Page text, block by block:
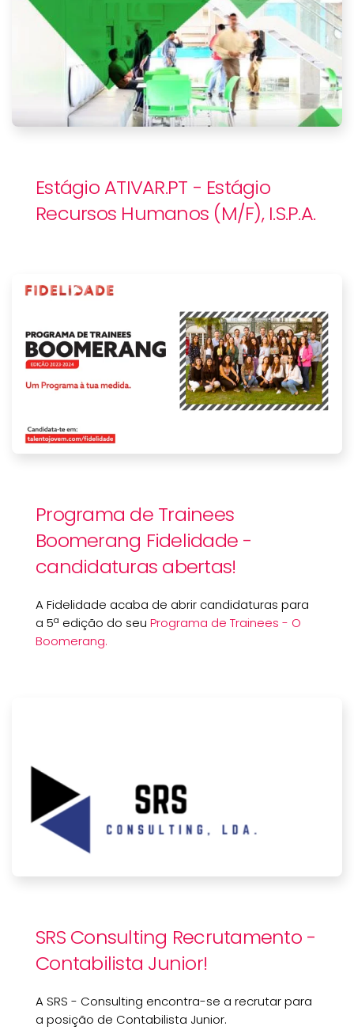
Estágio ATIVAR.PT - Estágio
Recursos Humanos (M/F), I.S.P.A.
Programa de Trainees
Boomerang Fidelidade -
candidaturas abertas!
A Fidelidade acaba de abrir candidaturas para
a 5ª edição do seu Programa de Trainees - O
Boomerang.
SRS Consulting Recrutamento -
Contabilista Junior!
A SRS - Consulting encontra-se a recrutar para
a posição de Contabilista Junior.